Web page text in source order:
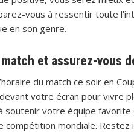
vous à ressentir toute
en son genre.
et assurez-vous
du match ce soir en
votre écran pour vivre
soutenir votre équipe
mondiale.